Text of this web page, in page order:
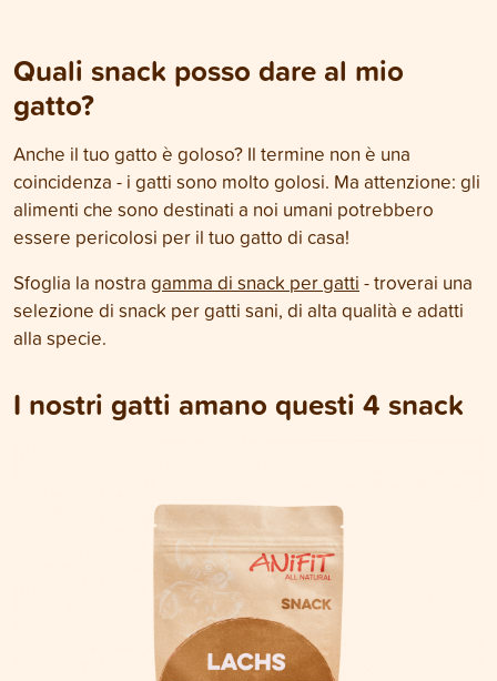
Quali snack posso dare al mio
gatto?
Anche il tuo gatto è goloso? Il termine non è una
coincidenza - i gatti sono molto golosi. Ma attenzione: gli
alimenti che sono destinati a noi umani potrebbero
essere pericolosi per il tuo gatto di casa!
Sfoglia la nostra gamma di snack per gatti - troverai una
selezione di snack per gatti sani, di alta qualità e adatti
alla specie.
I nostri gatti amano questi 4 snack